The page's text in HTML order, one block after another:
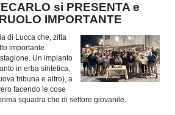
si PRESENTA e
IMPORTANTE
di Lucca che, zitta
importante
Un impianto
in erba sintetica,
tribuna e altro), a
facendo le cose
squadra che di settore giovanile.